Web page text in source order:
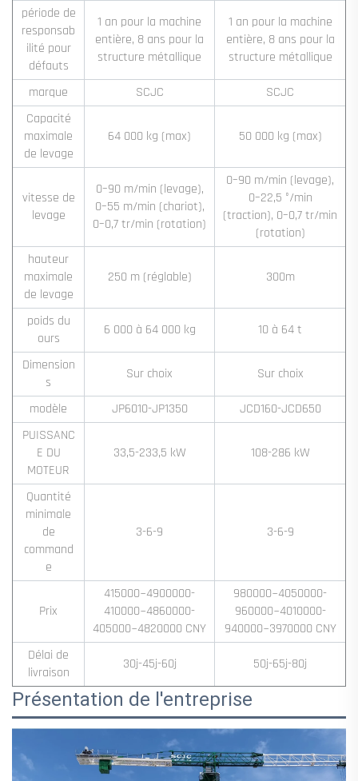
période de
responsab
ilité pour
défauts
1 an pour la machine
entière, 8 ans pour la
structure métallique
1 an pour la machine
entière, 8 ans pour la
structure métallique
marque SCJC
SCJC
Capacité
maximale
de levage
64 000 kg (max) 50 000 kg (max)
vitesse de
levage
0–90 m/min (levage),
0–55 m/min (chariot),
0–0,7 tr/min (rotation)
0–90 m/min (levage),
0–22,5 °/min
(traction), 0–0,7 tr/min
(rotation)
hauteur
maximale
de levage
250 m (réglable) 300m
poids du
ours
6 000 à 64 000 kg 10 à 64 t
Dimension
s
Sur choix Sur choix
modèle JP6010-JP1350
JCD160-JCD650
PUISSANC
E DU
MOTEUR
33,5-233,5 kW 108-286 kW
Quantité
minimale
de
command
e
3-6-9 3-6-9
Prix
415000~4900000-
410000~4860000-
405000~4820000 CNY
980000~4050000-
960000~4010000-
940000~3970000 CNY
Délai de
livraison
30j-45j-60j 50j-65j-80j
Présentation de l'entreprise